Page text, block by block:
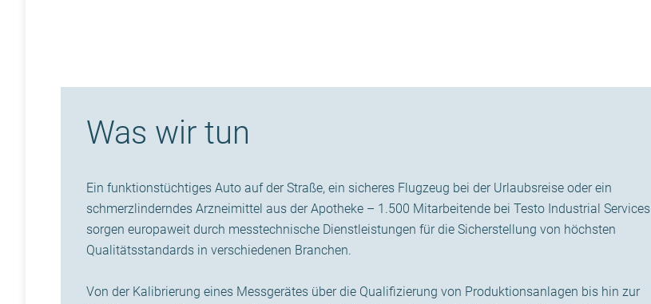
Was wir tun
Ein funktionstüchtiges Auto auf der Straße, ein sicheres Flugzeug bei der Urlaubsreise oder ein
schmerzlinderndes Arzneimittel aus der Apotheke – 1.500 Mitarbeitende bei Testo Industrial Services
sorgen europaweit durch messtechnische Dienstleistungen für die Sicherstellung von höchsten
Qualitätsstandards in verschiedenen Branchen.
Von der Kalibrierung eines Messgerätes über die Qualifizierung von Produktionsanlagen bis hin zur